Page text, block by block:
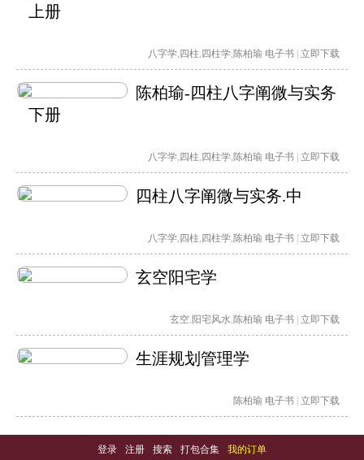
上册
八字学, 四柱, 四柱学, 陈柏瑜 电子书 立即下载
陈柏瑜-四柱八字阐微与实务
下册
八字学, 四柱, 四柱学, 陈柏瑜 电子书 立即下载
四柱八字阐微与实务.中
八字学, 四柱, 四柱学, 陈柏瑜 电子书 立即下载
玄空阳宅学
玄空, 阳宅风水, 陈柏瑜 电子书 立即下载
生涯规划管理学
陈柏瑜 电子书 立即下载
登录 - 注册 - 搜索 - 打包合集 - 我的订单